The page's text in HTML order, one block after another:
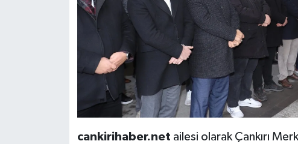
cankirihaber.net ailesi olarak Çankırı